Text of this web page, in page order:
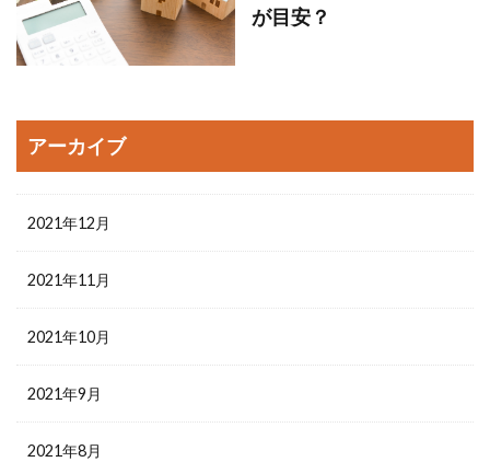
が目安？
アーカイブ
2021年12月
2021年11月
2021年10月
2021年9月
2021年8月